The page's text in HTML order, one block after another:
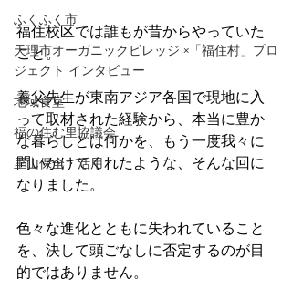
ふくふく市
天理市オーガニックビレッジ ×「福住村」プロ
ジェクト インタビュー
地域食堂
福の住む里協議会
里山保全・活用
福住校区では誰もが昔からやっていた
こと。
養父先生が東南アジア各国で現地に入
って取材された経験から、本当に豊か
な暮らしとは何かを、もう一度我々に
問いかけてくれたような、そんな回に
なりました。
色々な進化とともに失われていること
を、決して頭ごなしに否定するのが目
的ではありません。